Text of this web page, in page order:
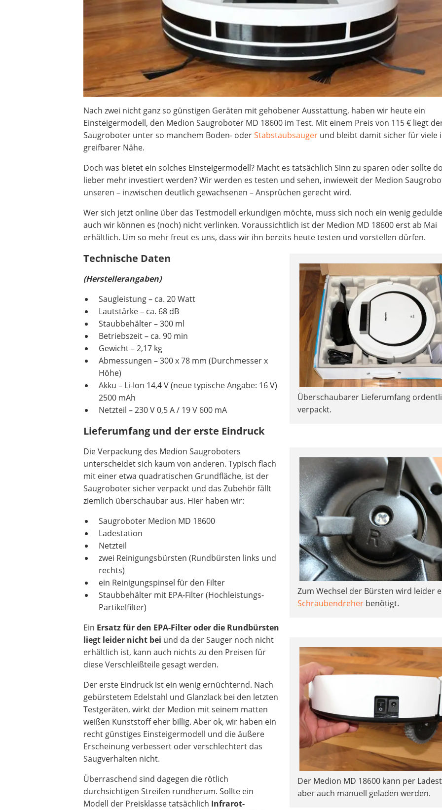
Elektrische Pfeffermühle
Ferngesteuertes Auto
Beheizbare Handschuhe
Nach zwei nicht ganz so günstigen Geräten mit gehobener Ausstattung, haben wir heute ein
Einsteigermodell, den Medion Saugroboter MD 18600 im Test. Mit einem Preis von 115 € liegt
Saugroboter unter so manchem Boden- oderStabstaubsauger und bleibt damit sicher für viele
greifbarer Nähe.
Doch was bietet ein solches Einsteigermodell? Macht es tatsächlich Sinn zu sparen oder sollte
lieber mehr investiert werden? Wir werden es testen und sehen, inwieweit der Medion
unseren – inzwischen deutlich gewachsenen – Ansprüchen gerecht wird.
Wer sich jetzt online über das Testmodell erkundigen möchte, muss sich noch ein wenig
auch wir können es (noch) nicht verlinken. Voraussichtlich ist der Medion MD 18600 erst ab Mai
erhältlich. Um so mehr freut es uns, dass wir ihn bereits heute testen und vorstellen dürfen.
Überschaubarer Lieferumfang
verpackt.
Technische Daten
(Herstellerangaben)
Saugleistung – ca. 20 Watt
Lautstärke – ca. 68 dB
Staubbehälter – 300 ml
Betriebszeit – ca. 90 min
Gewicht – 2,17 kg
Abmessungen – 300 x 78 mm (Durchmesser x
Höhe)
Akku – Li-Ion 14,4 V (neue typische Angabe: 16 V)
2500 mAh
Netzteil – 230 V 0,5 A / 19 V 600 mA
Lieferumfang und der erste Eindruck
Zum Wechsel der Bürsten wird leider
Schraubendreher benötigt.
Die Verpackung des Medion Saugroboters
unterscheidet sich kaum von anderen. Typisch flach
mit einer etwa quadratischen Grundfläche, ist der
Saugroboter sicher verpackt und das Zubehör fällt
ziemlich überschaubar aus. Hier haben wir:
Saugroboter Medion MD 18600
Ladestation
Netzteil
zwei Reinigungsbürsten (Rundbürsten links und
rechts)
ein Reinigungspinsel für den Filter
Staubbehälter mit EPA-Filter (Hochleistungs-
Partikelfilter)
Der Medion MD 18600 kann per
aber auch manuell geladen werden.
Ein Ersatz für den EPA-Filter oder die Rundbürsten
liegt leider nicht bei und da der Sauger noch nicht
erhältlich ist, kann auch nichts zu den Preisen für
diese Verschleißteile gesagt werden.
Der erste Eindruck ist ein wenig ernüchternd. Nach
gebürstetem Edelstahl und Glanzlack bei den letzten
Testgeräten, wirkt der Medion mit seinem matten
weißen Kunststoff eher billig. Aber ok, wir haben ein
recht günstiges Einsteigermodell und die äußere
Erscheinung verbessert oder verschlechtert das
Saugverhalten nicht.
Überraschend sind dagegen die rötlich
durchsichtigen Streifen rundherum. Sollte ein
Modell der Preisklasse tatsächlich Infrarot-